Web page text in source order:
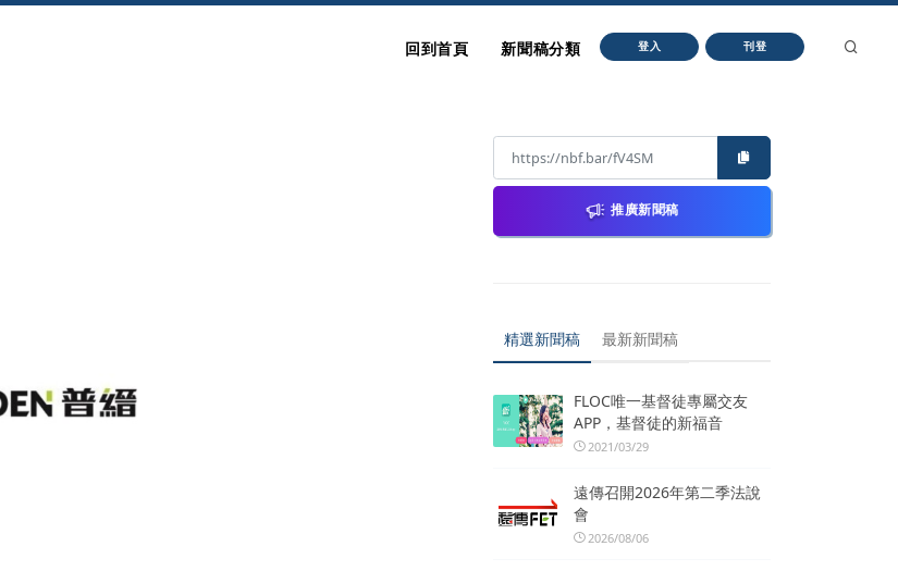
回到首頁 新聞稿分類 登入 刊登
推廣新聞稿
精選新聞稿 最新新聞稿
FLOC唯一基督徒專屬交友
APP，基督徒的新福音
2021/03/29
遠傳召開2026年第二季法說
會
2026/08/06